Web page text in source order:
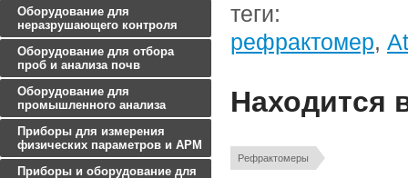
теги:
рефрактомер,
Находится
Рефрактомеры
Оборудование для
неразрушающего контроля
Оборудование для отбора
проб и анализа почв
Оборудование для
промышленного анализа
Приборы для измерения
физических параметров и АРМ
Приборы и оборудование для